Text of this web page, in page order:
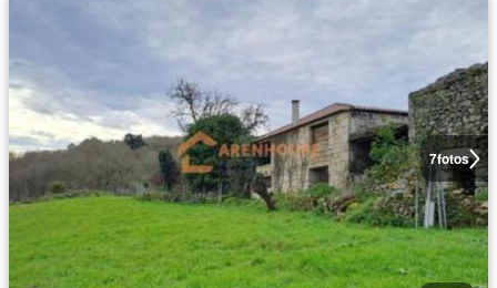
7fotos